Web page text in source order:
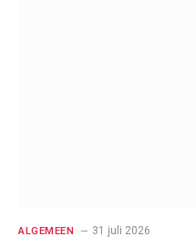
ALGEMEEN 31 juli 2026